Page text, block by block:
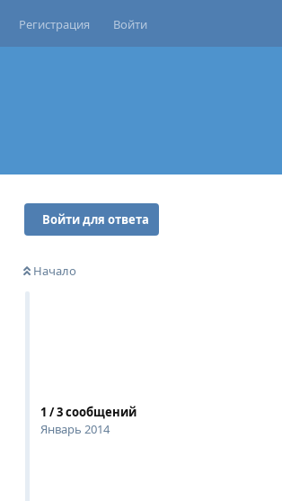
Регистрация Войти
Войти для ответа
Начало
1 /3сообщений
Январь 2014